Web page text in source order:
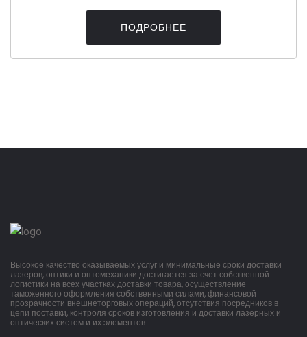
ПОДРОБНЕЕ
Высокое качество оказываемых услуг и минимальные сроки доставки
лазеров, оптики и оптомеханики достигается за счет собственной
логистики на всех участках доставки товара, осуществление
таможенного оформления собственными силами, финансовой
прозрачности внешнеторговых операций, отсутствия посредников в
цепи поставки, контроля сроков изготовления и доставки лазерных и
оптических систем и их элементов.